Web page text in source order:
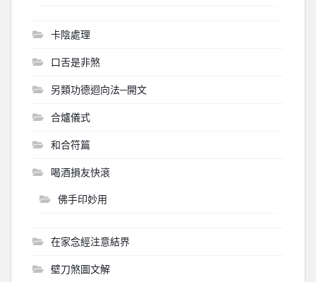
卡陰處理
口舌是非煞
另類功德迴向法─開文
合爐儀式
和合符篇
喝酒損友快滾
佛手印妙用
在家念經注意結界
壁刀煞圖文解